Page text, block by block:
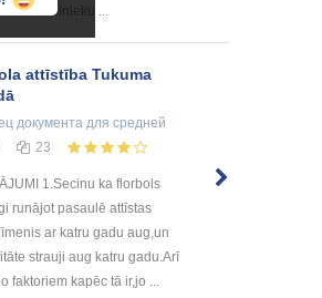
4. Darbinieku ...
attīstība Tukuma
документа для средней
23
1.Secinu ka florbols
runājot pasaulē attīstas
ar katru gadu aug,un
strauji aug katru gadu.Arī
faktoriem kapēc tā ir,jo ...